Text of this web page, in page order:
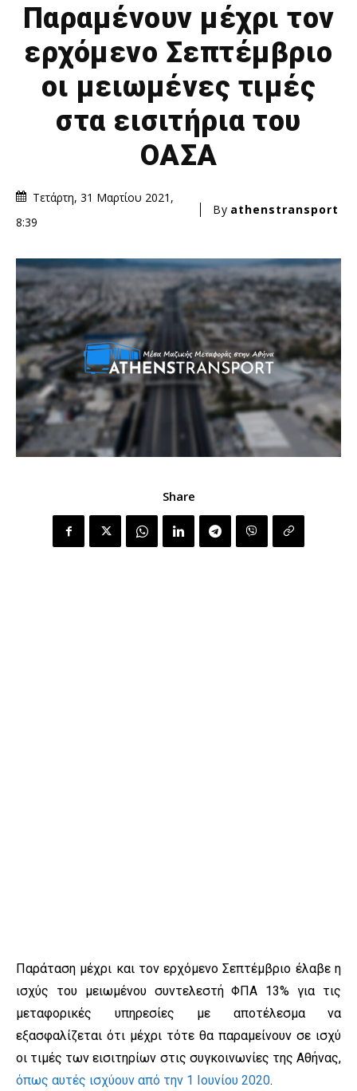
Παραμένουν μέχρι τον
ερχόμενο Σεπτέμβριο
οι μειωμένες τιμές
στα εισιτήρια του
ΟΑΣΑ
Τετάρτη, 31 Μαρτίου 2021,
8:39
By athenstransport
Share
Παράταση μέχρι και τον ερχόμενο Σεπτέμβριο έλαβε η
ισχύς του μειωμένου συντελεστή ΦΠΑ 13% για τις
μεταφορικές υπηρεσίες με αποτέλεσμα να
εξασφαλίζεται ότι μέχρι τότε θα παραμείνουν σε ισχύ
οι τιμές των εισιτηρίων στις συγκοινωνίες της Αθήνας,
όπως αυτές ισχύουν από την 1 Ιουνίου 2020.